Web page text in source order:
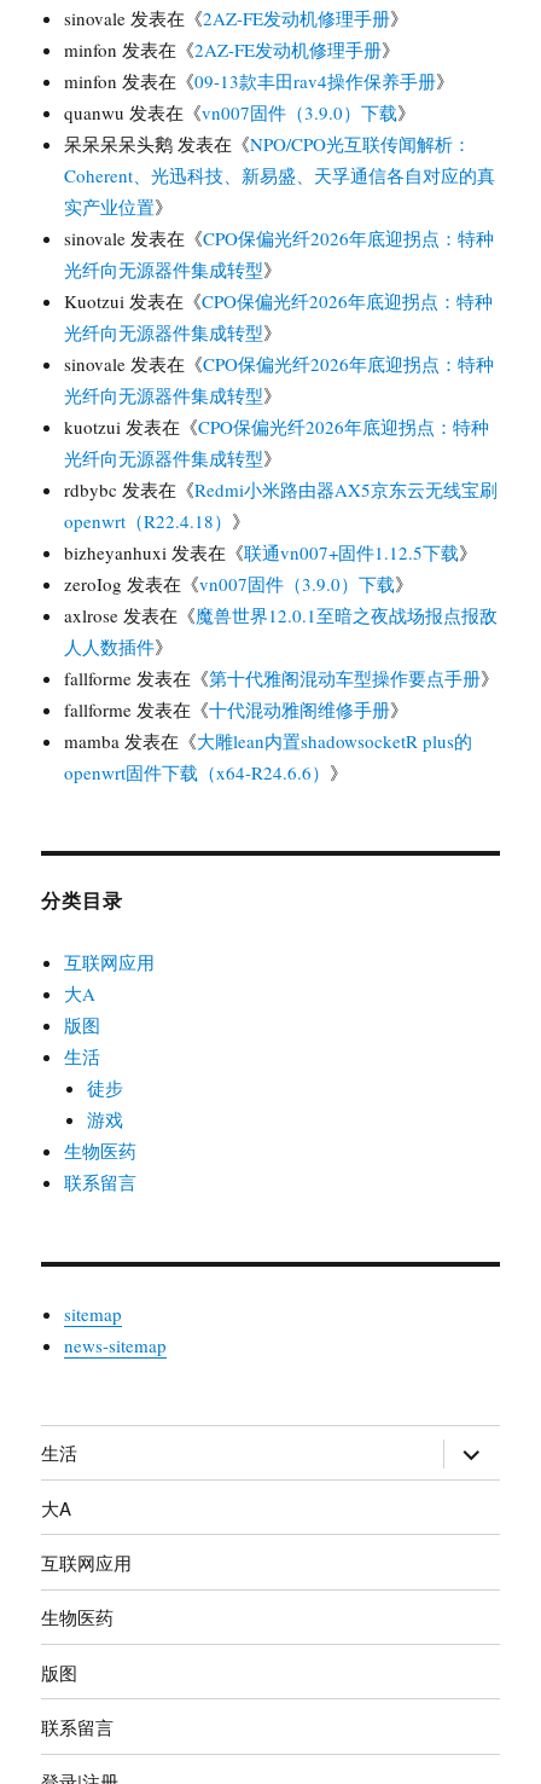
sinovale 发表在《2AZ-FE发动机修理手册》
minfon 发表在《2AZ-FE发动机修理手册》
minfon 发表在《09-13款丰田rav4操作保养手册》
quanwu 发表在《vn007固件（3.9.0）下载》
呆呆呆呆头鹅 发表在《NPO/CPO光互联传闻解析：
Coherent、光迅科技、新易盛、天孚通信各自对应的真
实产业位置》
sinovale 发表在《CPO保偏光纤2026年底迎拐点：特种
光纤向无源器件集成转型》
Kuotzui 发表在《CPO保偏光纤2026年底迎拐点：特种
光纤向无源器件集成转型》
sinovale 发表在《CPO保偏光纤2026年底迎拐点：特种
光纤向无源器件集成转型》
kuotzui 发表在《CPO保偏光纤2026年底迎拐点：特种
光纤向无源器件集成转型》
rdbybc 发表在《Redmi小米路由器AX5京东云无线宝刷
openwrt（R22.4.18） 》
bizheyanhuxi 发表在《联通vn007+固件1.12.5下载》
zeroIog 发表在《vn007固件（3.9.0）下载》
axlrose 发表在《魔兽世界12.0.1至暗之夜战场报点报敌
人人数插件》
fallforme 发表在《第十代雅阁混动车型操作要点手册》
fallforme 发表在《十代混动雅阁维修手册》
mamba 发表在《大雕lean内置shadowsocketR plus的
openwrt固件下载（x64-R24.6.6） 》
分类目录
互联网应用
大A
版图
生活
徒步
游戏
生物医药
联系留言
sitemap
news-sitemap
生活
开
大A
互联网应用
生物医药
版图
联系留言